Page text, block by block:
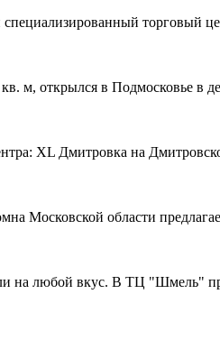
торговый
м, открылся в Подмосковье в
XL Дмитровка на
Московской области
на любой вкус. В ТЦ "Шмель"